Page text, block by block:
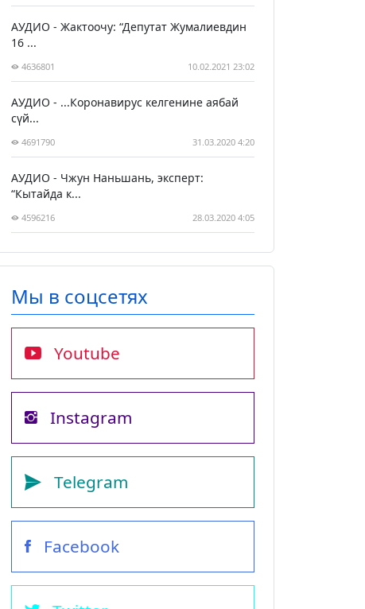
АУДИО - Жактоочу: “Депутат Жумалиевдин
16 ...
4636801 10.02.2021 23:02
АУДИО - ...Коронавирус келгенине аябай
сүй...
4691790 31.03.2020 4:20
АУДИО - Чжун Наньшань, эксперт:
“Кытайда к...
4596216 28.03.2020 4:05
Мы в соцсетях
Youtube
Instagram
Telegram
Facebook